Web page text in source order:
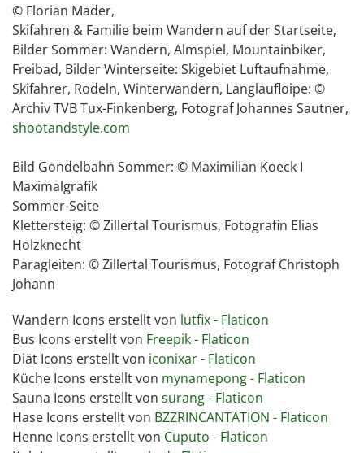
© Florian Mader,
Skifahren & Familie beim Wandern auf der Startseite,
Bilder Sommer: Wandern, Almspiel, Mountainbiker,
Freibad, Bilder Winterseite: Skigebiet Luftaufnahme,
Skifahrer, Rodeln, Winterwandern, Langlaufloipe: ©
Archiv TVB Tux-Finkenberg, Fotograf Johannes Sautner,
shootandstyle.com
Bild Gondelbahn Sommer: © Maximilian Koeck I
Maximalgrafik
Sommer-Seite
Klettersteig: © Zillertal Tourismus, Fotografin Elias
Holzknecht
Paragleiten: © Zillertal Tourismus, Fotograf Christoph
Johann
Wandern Icons erstellt von lutfix - Flaticon
Bus Icons erstellt von Freepik - Flaticon
Diät Icons erstellt von iconixar - Flaticon
Küche Icons erstellt von mynamepong - Flaticon
Sauna Icons erstellt von surang - Flaticon
Hase Icons erstellt von BZZRINCANTATION - Flaticon
Henne Icons erstellt von Cuputo - Flaticon